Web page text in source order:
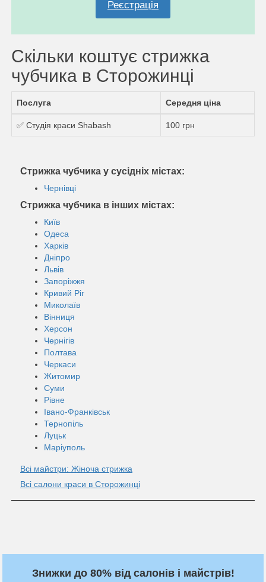
Реєстрація
Скільки коштує стрижка
чубчика в Сторожинці
Послуга Середня ціна
✅ Студія краси Shabash 100 грн
Стрижка чубчика у сусідніх містах:
Чернівці
Стрижка чубчика в інших містах:
Київ
Одеса
Харків
Дніпро
Львів
Запоріжжя
Кривий Ріг
Миколаїв
Вінниця
Херсон
Чернігів
Полтава
Черкаси
Житомир
Суми
Рівне
Івано-Франківськ
Тернопіль
Луцьк
Маріуполь
Всі майстри: Жіноча стрижка
Всі салони краси в Сторожинці
Знижки до 80% від салонів і майстрів!